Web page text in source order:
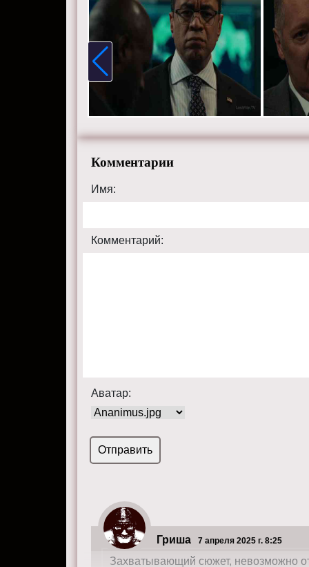
Комментарии
Имя:
Комментарий:
Аватар:
Гриша 7 апреля 2025 г. 8:25
Захватывающий сюжет, невозможно